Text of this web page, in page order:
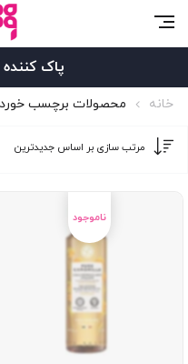
پاک
خانه محصولات برچسب